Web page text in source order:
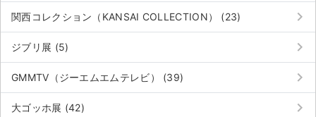
関西コレクション（KANSAI COLLECTION） (23) keyboard_arrow_right
ジブリ展 (5) keyboard_arrow_right
GMMTV（ジーエムエムテレビ） (39) keyboard_arrow_right
大ゴッホ展 (42) keyboard_arrow_right